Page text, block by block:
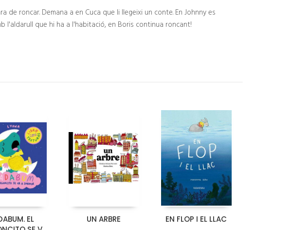
roncar. Demana a en Cuca que li llegeixi un conte. En Johnny es
l'aldarull que hi ha a l'habitació, en Boris continua roncant!
EL
UN ARBRE EN FLOP I EL LLAC